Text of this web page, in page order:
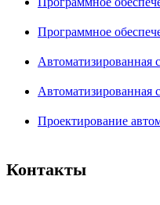
Программное
Проектирование
Контакты